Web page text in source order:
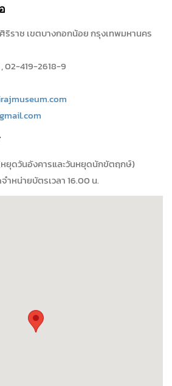
ริราช เขตบางกอกน้อย กรุงเทพมหานคร
02-419-2618-9
ยุดวันอังคารและวันหยุดนักขัตฤกษ์)
ำหน่ายบัตรเวลา 16.00 น.